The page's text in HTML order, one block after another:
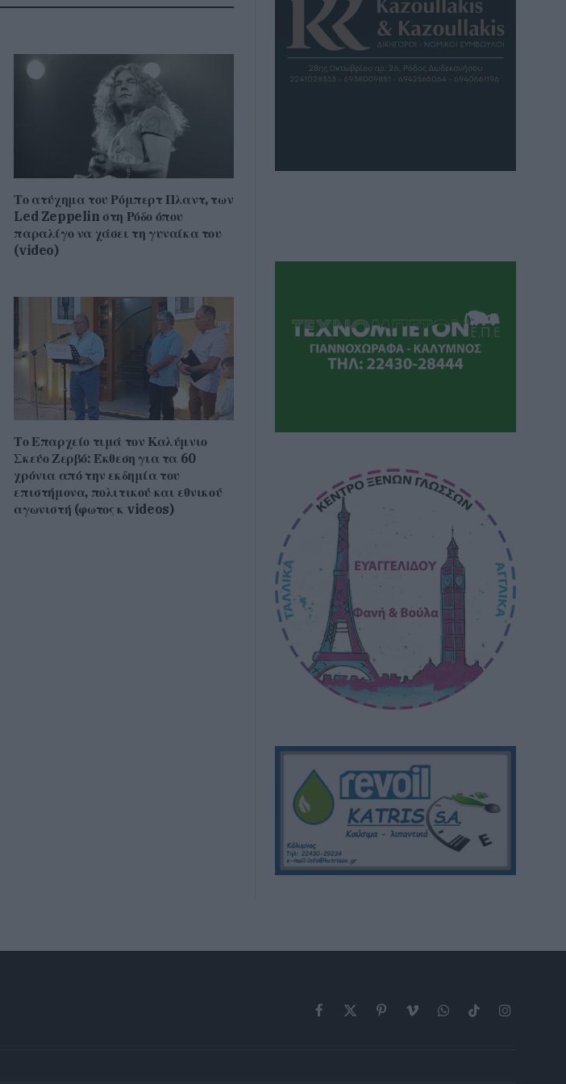
Το ατύχημα του Ρόμπερτ Πλαντ, των
Led Zeppelin στη Ρόδο όπου
παραλίγο να χάσει τη γυναίκα του
(video)
Το Επαρχείο τιμά τον Καλύμνιο
Σκεύο Ζερβό: Έκθεση για τα 60
χρόνια από την εκδημία του
επιστήμονα, πολιτικού και εθνικού
αγωνιστή (φωτος κ videos)
Facebook
X
PinterestVimeoWhatsAppTikTokInstagram